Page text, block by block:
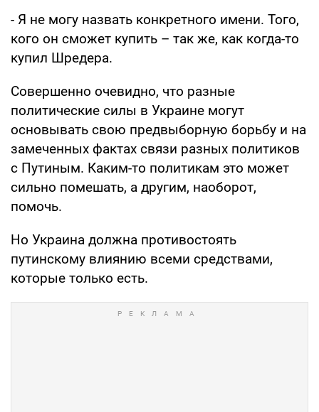
- Я не могу назвать конкретного имени. Того,
кого он сможет купить – так же, как когда-то
купил Шредера.
Совершенно очевидно, что разные
политические силы в Украине могут
основывать свою предвыборную борьбу и на
замеченных фактах связи разных политиков
с Путиным. Каким-то политикам это может
сильно помешать, а другим, наоборот,
помочь.
Но Украина должна противостоять
путинскому влиянию всеми средствами,
которые только есть.